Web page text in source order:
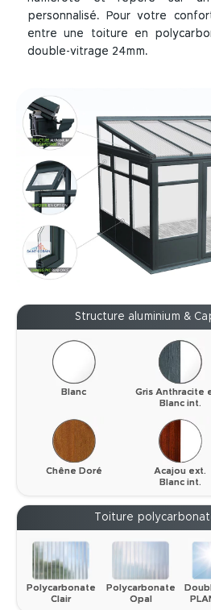
personnalisé. Pour votre
entre une toiture en
double-vitrage 24mm.
Structure aluminium &
Blanc
Gris Anthracite
Blanc int.
Chêne Doré
Acajou ext.
Blanc int.
Toiture
Polycarbonate
Clair
Polycarbonate
Opal